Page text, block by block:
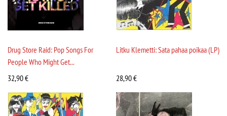
Drug Store Raid: Pop Songs For
People Who Might Get...
32,90€
Litku Klemetti: Sata pahaa poikaa (LP)
28,90€